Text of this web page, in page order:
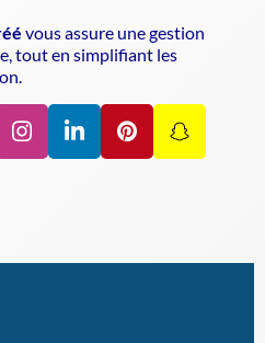
vous assure une gestion
tout en simplifiant les